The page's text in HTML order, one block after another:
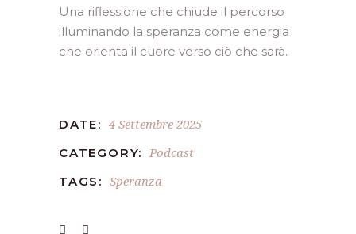
Una riflessione che chiude il percorso
illuminando la speranza come energia
che orienta il cuore verso ciò che sarà.
DATE: 4 Settembre 2025
CATEGORY: Podcast
TAGS: Speranza